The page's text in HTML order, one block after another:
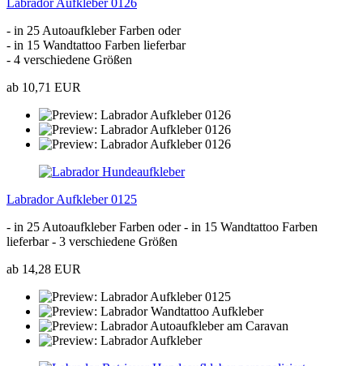
- in 25 Autoaufkleber Farben oder
- in 15 Wandtattoo Farben lieferbar
- 4 verschiedene Größen
ab 10,71 EUR
Labrador Aufkleber 0125
- in 25 Autoaufkleber Farben oder - in 15 Wandtattoo Farben
lieferbar - 3 verschiedene Größen
ab 14,28 EUR